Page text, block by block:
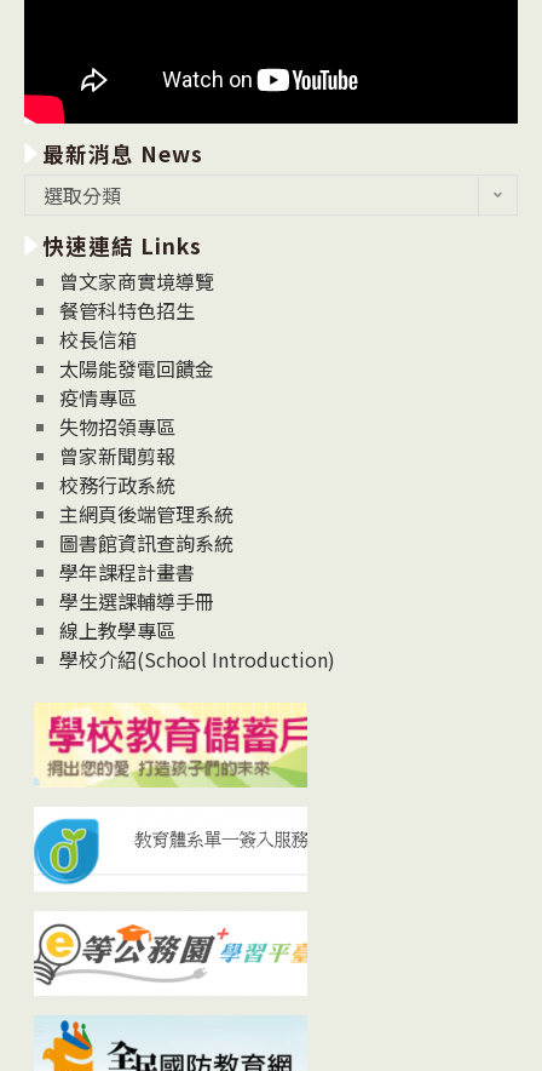
最新消息 News
消
息
News
選取分類
快速連結 Links
曾文家商實境導覽
餐管科特色招生
校長信箱
太陽能發電回饋金
疫情專區
失物招領專區
曾家新聞剪報
校務行政系統
主網頁後端管理系統
圖書館資訊查詢系統
學年課程計畫書
學生選課輔導手冊
線上教學專區
學校介紹(School Introduction)